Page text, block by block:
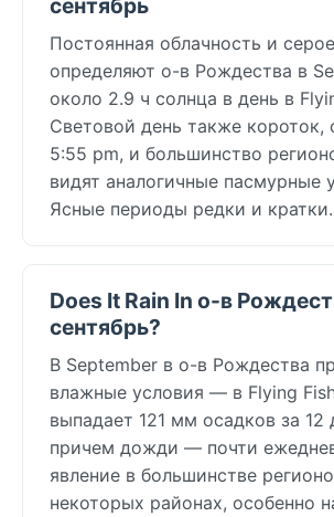
Постоянная облачность и
определяют о-в Рождества в
около 2.9 ч солнца в день в
Световой день также короток,
5:55 pm, и большинство
видят аналогичные пасмурные
Ясные периоды редки и кратки.
Does It Rain In о-в
сентябрь?
В September в о-в Рождества
влажные условия — в Flying
выпадает 121 мм осадков за 12
причем дожди — почти
явление в большинстве
некоторых районах, особенно